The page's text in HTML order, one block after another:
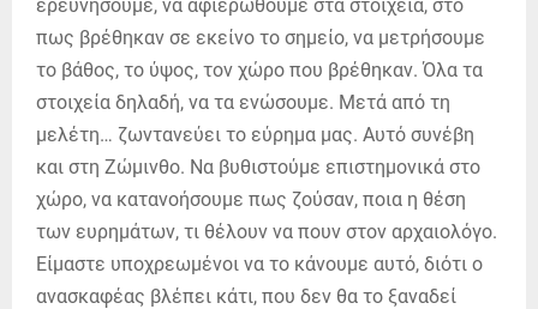
ερευνήσουμε, να αφιερωθούμε στα στοιχεία, στο
πως βρέθηκαν σε εκείνο το σημείο, να μετρήσουμε
το βάθος, το ύψος, τον χώρο που βρέθηκαν. Όλα τα
στοιχεία δηλαδή, να τα ενώσουμε. Μετά από τη
μελέτη… ζωντανεύει το εύρημα μας. Αυτό συνέβη
και στη Ζώμινθο. Να βυθιστούμε επιστημονικά στο
χώρο, να κατανοήσουμε πως ζούσαν, ποια η θέση
των ευρημάτων, τι θέλουν να πουν στον αρχαιολόγο.
Είμαστε υποχρεωμένοι να το κάνουμε αυτό, διότι ο
ανασκαφέας βλέπει κάτι, που δεν θα το ξαναδεί